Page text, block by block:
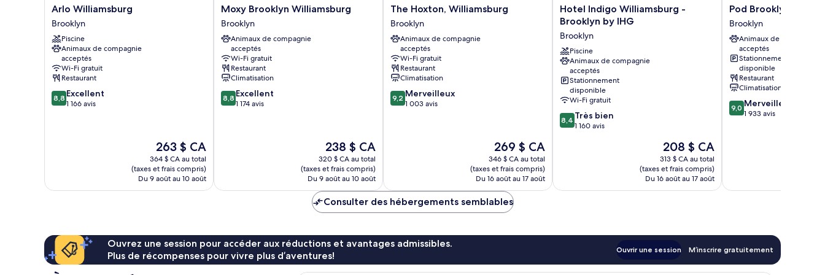
Arlo
Williamsburg
Brooklyn
Arlo Williamsburg
Brooklyn
Piscine
Animaux de compagnie
acceptés
Wi-Fi gratuit
Restaurant
8.8
sur
8,8 Excellent
1 166 avis
Le
prix
est
de
263 $ CA
263 $ CA
364 $ CA au total
(taxes et frais compris)
Du 9 août au 10 août
Moxy
Brooklyn
Williamsburg
Brooklyn
Moxy Brooklyn Williamsburg
Brooklyn
Animaux de compagnie
acceptés
Wi-Fi gratuit
Restaurant
Climatisation
8.8
sur
8,8 Excellent
1 174 avis
Le
prix
est
de
238 $ CA
238 $ CA
320 $ CA au total
(taxes et frais compris)
Du 9 août au 10 août
The
Hoxton,
Williamsburg
Brooklyn
The Hoxton, Williamsburg
Brooklyn
Animaux de compagnie
acceptés
Wi-Fi gratuit
Restaurant
Climatisation
9.2
sur
9,2 Merveilleux
1 003 avis
Le
prix
est
de
269 $ CA
269 $ CA
346 $ CA au total
(taxes et frais compris)
Du 16 août au 17 août
Hotel
Indigo
Williamsburg
-
Brooklyn
by
IHG
Brooklyn
Hotel Indigo Williamsburg -
Brooklyn by IHG
Brooklyn
Piscine
Animaux de compagnie
acceptés
Stationnement
disponible
Wi-Fi gratuit
8.4
sur
8,4 Très bien
1 160 avis
Le
prix
est
de
208 $ CA
208 $ CA
313 $ CA au total
(taxes et frais compris)
Du 16 août au 17 août
Pod
Brooklyn
Brooklyn
Pod Brooklyn
Brooklyn
Animaux de compagnie
acceptés
Stationnement
disponible
Restaurant
Climatisation
9.0
sur
9,0 Merveilleux
1 933 avis
Consulter des hébergements semblables
Ouvrez une session pour accéder aux réductions et avantages admissibles.
Plus de récompenses pour vivre plus d’aventures!
Ouvrir une session M’inscrire gratuitement